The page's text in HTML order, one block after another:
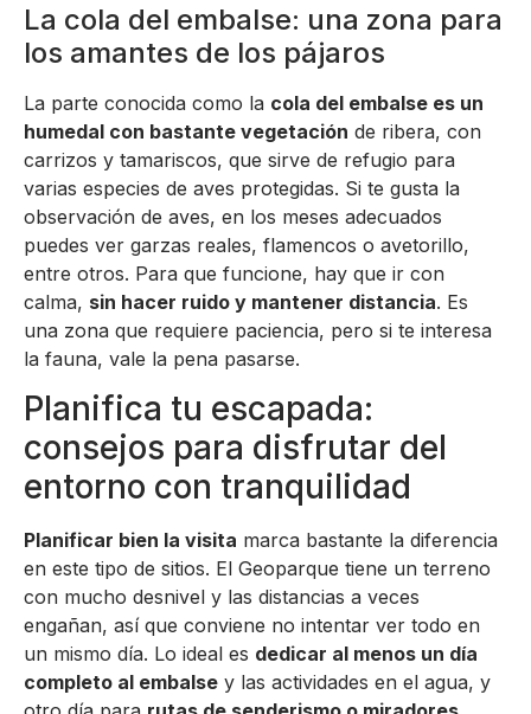
La cola del embalse: una zona para
los amantes de los pájaros
La parte conocida como la cola del embalse es un
humedal con bastante vegetación de ribera, con
carrizos y tamariscos, que sirve de refugio para
varias especies de aves protegidas. Si te gusta la
observación de aves, en los meses adecuados
puedes ver garzas reales, flamencos o avetorillo,
entre otros. Para que funcione, hay que ir con
calma, sin hacer ruido y mantener distancia. Es
una zona que requiere paciencia, pero si te interesa
la fauna, vale la pena pasarse.
Planifica tu escapada:
consejos para disfrutar del
entorno con tranquilidad
Planificar bien la visita marca bastante la diferencia
en este tipo de sitios. El Geoparque tiene un terreno
con mucho desnivel y las distancias a veces
engañan, así que conviene no intentar ver todo en
un mismo día. Lo ideal es dedicar al menos un día
completo al embalse y las actividades en el agua, y